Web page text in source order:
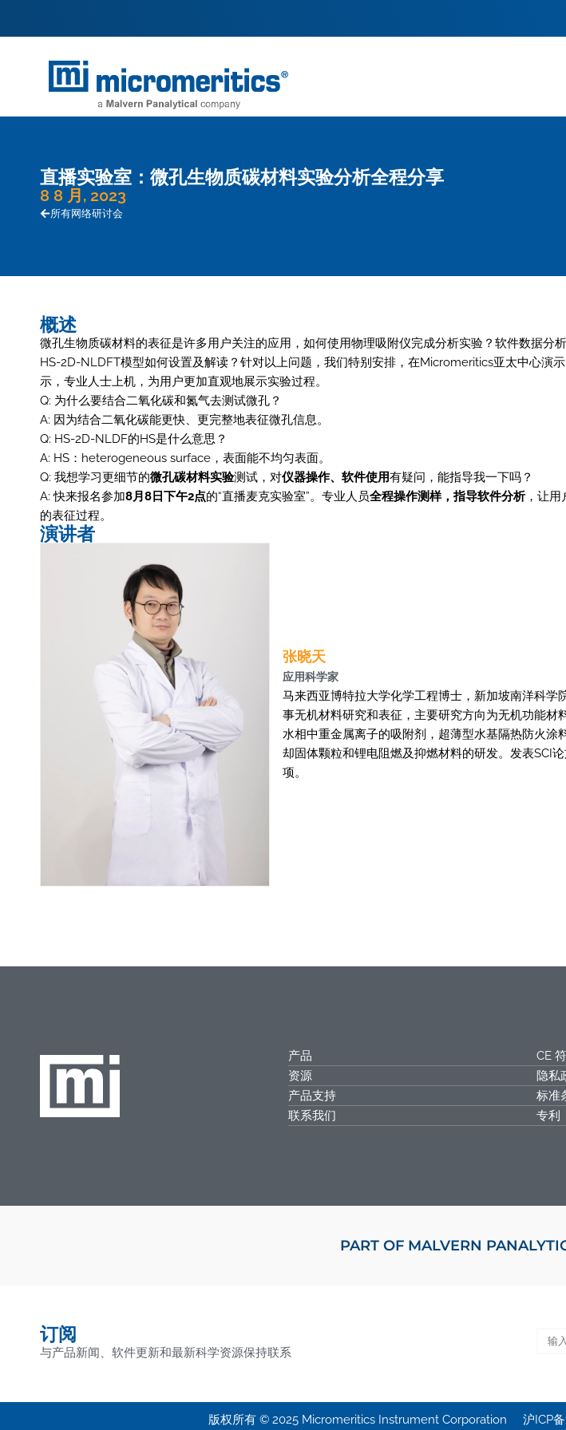
直播实验室：微孔生物质碳材料实验分析全程分享
8 8 月, 2023
所有网络研讨会
概述
微孔生物质碳材料的表征是许多用户关注的应用，如何使用物理吸附仪完成分析实验？软件数据分
HS-2D-NLDFT模型如何设置及解读？针对以上问题，我们特别安排，在Micromeritics亚太中心演
示，专业人士上机，为用户更加直观地展示实验过程。
Q: 为什么要结合二氧化碳和氮气去测试微孔？
A: 因为结合二氧化碳能更快、更完整地表征微孔信息。
Q: HS-2D-NLDF的HS是什么意思？
A: HS：heterogeneous surface，表面能不均匀表面。
Q: 我想学习更细节的微孔碳材料实验测试，对仪器操作、软件使用有疑问，能指导我一下吗？
A: 快来报名参加8月8日下午2点的“直播麦克实验室”。专业人员全程操作测样，指导软件分析，让用
的表征过程。
演讲者
张晓天
应用科学家
马来西亚博特拉大学化学工程博士，新加坡南洋科学
事无机材料研究和表征，主要研究方向为无机功能材
水相中重金属离子的吸附剂，超薄型水基隔热防火涂
却固体颗粒和锂电阻燃及抑燃材料的研发。发表SCI
项。
产品
CE
资源
隐私
产品支持
标准
联系我们
专利
PART OF MALVERN
订阅
与产品新闻、软件更新和最新科学资源保持联系
版权所有 © 2025 Micromeritics Instrument Corporation 沪ICP